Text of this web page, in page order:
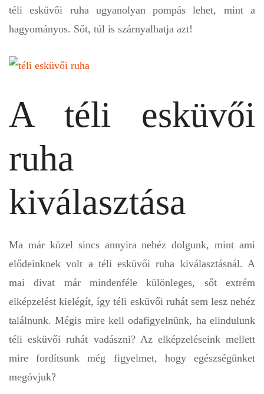
téli esküvői ruha ugyanolyan pompás lehet, mint a
hagyományos. Sőt, túl is szárnyalhatja azt!
A téli esküvői
ruha
kiválasztása
Ma már közel sincs annyira nehéz dolgunk, mint ami
elődeinknek volt a téli esküvői ruha kiválasztásnál. A
mai divat már mindenféle különleges, sőt extrém
elképzelést kielégít, így téli esküvői ruhát sem lesz nehéz
találnunk. Mégis mire kell odafigyelnünk, ha elindulunk
téli esküvői ruhát vadászni? Az elképzeléseink mellett
mire fordítsunk még figyelmet, hogy egészségünket
megóvjuk?